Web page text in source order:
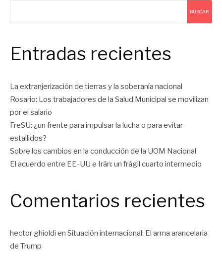
BUSCAR
Entradas recientes
La extranjerización de tierras y la soberanía nacional
Rosario: Los trabajadores de la Salud Municipal se movilizan
por el salario
FreSU: ¿un frente para impulsar la lucha o para evitar
estallidos?
Sobre los cambios en la conducción de la UOM Nacional
El acuerdo entre EE-UU e Irán: un frágil cuarto intermedio
Comentarios recientes
hector ghioldi en Situación internacional: El arma arancelaria
de Trump